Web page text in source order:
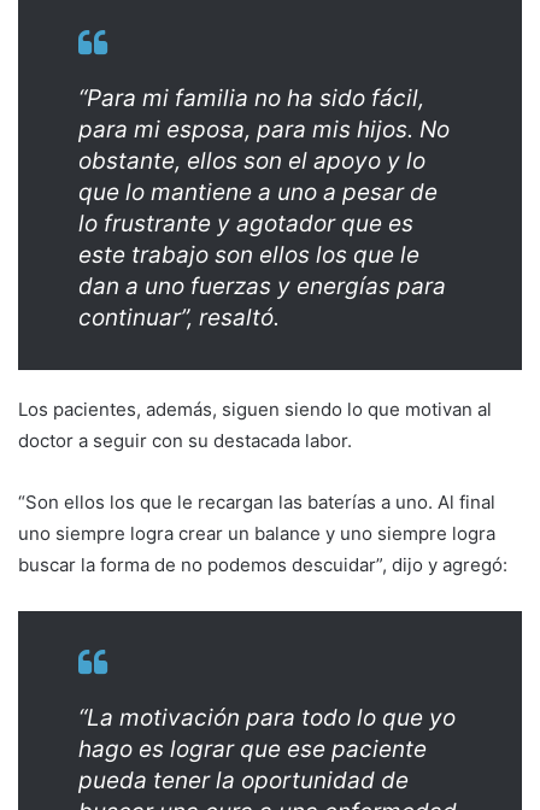
“Para mi familia no ha sido fácil,
para mi esposa, para mis hijos. No
obstante, ellos son el apoyo y lo
que lo mantiene a uno a pesar de
lo frustrante y agotador que es
este trabajo son ellos los que le
dan a uno fuerzas y energías para
continuar”, resaltó.
Los pacientes, además, siguen siendo lo que motivan al
doctor a seguir con su destacada labor.
“Son ellos los que le recargan las baterías a uno. Al final
uno siempre logra crear un balance y uno siempre logra
buscar la forma de no podemos descuidar”, dijo y agregó:
“La motivación para todo lo que yo
hago es lograr que ese paciente
pueda tener la oportunidad de